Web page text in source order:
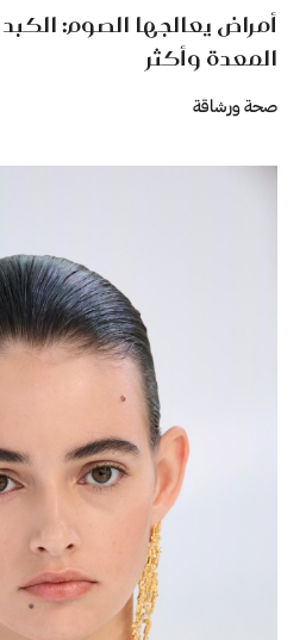
أمراض يعالجها الصوم:
المعدة وأكثر
صحة ورشاقة